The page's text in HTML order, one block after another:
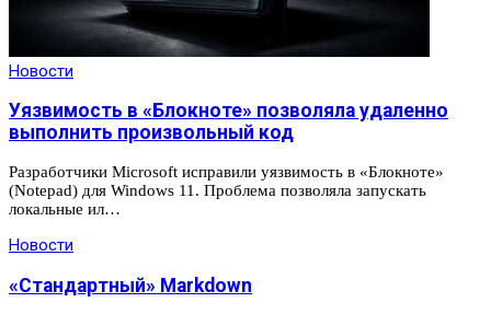
Новости
Уязвимость в «Блокноте» позволяла удаленно
выполнить произвольный код
Разработчики Microsoft исправили уязвимость в «Блокноте»
(Notepad) для Windows 11. Проблема позволяла запускать
локальные ил…
Новости
«Стандартный» Markdown